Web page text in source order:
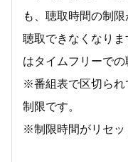
も、聴取時間の制
聴取できなくなり
はタイムフリーでの
※番組表で区切られ
制限です。
※制限時間がリセッ